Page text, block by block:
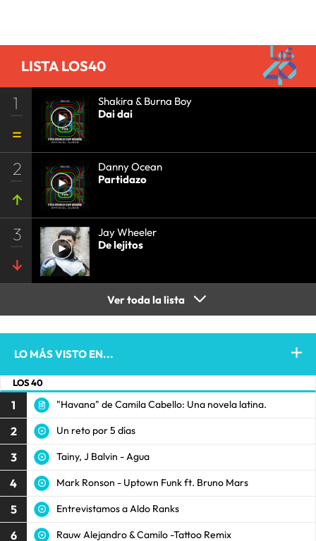
LISTA LOS40
1
Shakira & Burna Boy
Dai dai
2
Danny Ocean
Partidazo
3
Jay Wheeler
De lejitos
Ver toda la lista
LO MÁS VISTO EN...
LOS 40
1 "Havana" de Camila Cabello: Una novela latina.
2 Un reto por 5 días
3 Tainy, J Balvin - Agua
4 Mark Ronson - Uptown Funk ft. Bruno Mars
5 Entrevistamos a Aldo Ranks
6 Rauw Alejandro & Camilo -Tattoo Remix